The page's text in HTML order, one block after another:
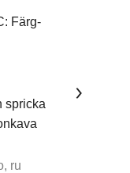
Färg-
spricka
ru